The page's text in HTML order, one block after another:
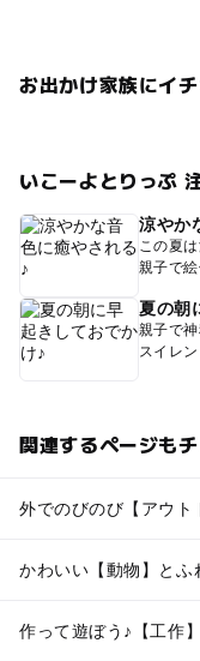
お出かけ家族にイ
いこーよとりっぷ
涼やか
この夏
親子で
夏の朝
親子で
スイレ
関連するページもチ
外でのびのび【アウト
かわいい【動物】とふ
作って遊ぼう♪【工作】